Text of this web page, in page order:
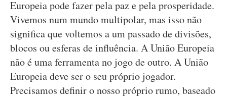
Europeia pode fazer pela paz e pela prosperidade.
Vivemos num mundo multipolar, mas isso não
significa que voltemos a um passado de divisões,
blocos ou esferas de influência. A União Europeia
não é uma ferramenta no jogo de outro. A União
Europeia deve ser o seu próprio jogador.
Precisamos definir o nosso próprio rumo, baseado